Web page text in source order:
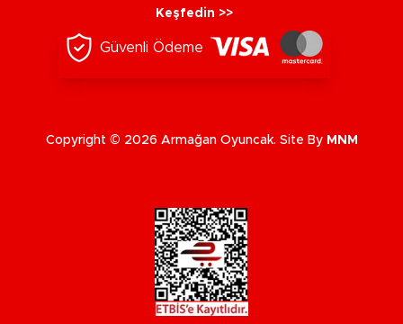
Keşfedin >>
Güvenli Ödeme
Copyright © 2026 Armağan Oyuncak. Site By MNM